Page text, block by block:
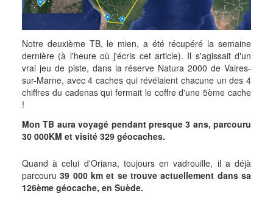
Notre deuxième TB, le mien, a été récupéré la semaine
dernière (à l'heure où j'écris cet article). Il s'agissait d'un
vrai jeu de piste, dans la réserve Natura 2000 de Vaires-
sur-Marne, avec 4 caches qui révélaient chacune un des 4
chiffres du cadenas qui fermait le coffre d'une 5ème cache
!
Mon TB aura voyagé pendant presque 3 ans, parcouru
30 000KM et visité 329 géocaches.
Quand à celui d'Oriana, toujours en vadrouille, il a déjà
parcouru39 000 km et se trouve actuellement dans sa
126ème géocache, en Suède.